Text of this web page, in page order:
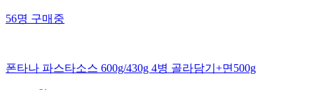
56명 구매중
폰타나 파스타소스 600g/430g 4병 골라담기+면500g